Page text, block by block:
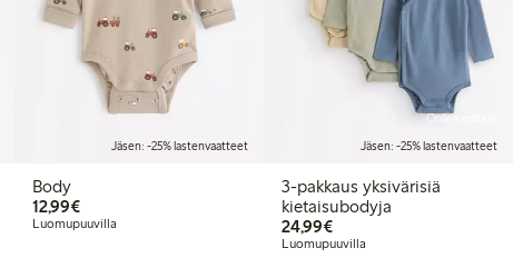
Jäsen: -25% lastenvaatteet
Body
12,99€12,99 €
Luomupuuvilla
Online edition
Jäsen: -25% lastenvaatteet
3-pakkaus yksivärisiä
kietaisubodyja
24,99€24,99 €
Luomupuuvilla